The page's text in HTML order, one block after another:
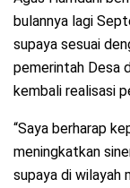
bulannya lagi
supaya sesuai
pemerintah Desa
kembali realisasi
“Saya berharap
meningkatkan
supaya di wilayah